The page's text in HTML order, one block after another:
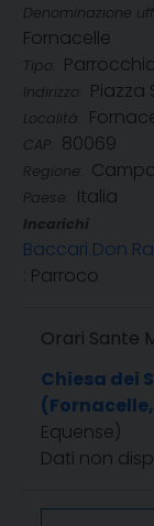
Denominazione
Fornacelle
Tipo:
Indirizzo: Piazza
Località:
CAP: 80069
Regione:
Paese: Italia
Incarichi
Baccari Don
: Parroco
Orari Sante
Chiesa dei
Equense)
Dati non